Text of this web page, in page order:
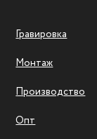
Гравировка
Монтаж
Производство
Опт